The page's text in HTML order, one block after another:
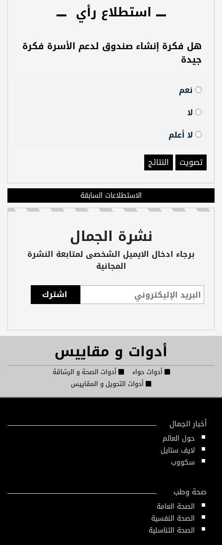
استطلاع رأي
هل فكرة إنشاء صندوق لدعم الأسرة فكرة
جيدة
نعم
لا
لا أعلم
تصويت
النتائج
الاستطلاعات السابقة
نشرة الجمال
برجاء ادخال الايميل الشخصى لمتابعة النشرة
المجانية
أدوات و مقاييس
أدوات حواء
أدوات الصحة و الرشاقة
أدوات التحويل و المقاييس
أخبار الجمال
حول العالم
لايف ستايل
سكووب
صحة وطب
الصحة العامة
الصحة النفسية
الصحة التناسلية